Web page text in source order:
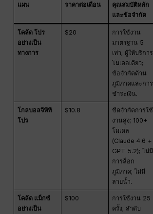
แผน ราคาต่อเดือน
คุณสมบัติหลัก
และข้อจำกัด
โคล้ด โปร
อย่างเป็น
ทางการ
$20
การใช้งาน
มาตรฐาน 5
เท่า; ผู้ให้บริการ
โมเดลเดียว;
ข้อจำกัดด้าน
ภูมิภาคและการ
ชำระเงิน.
โกลบอลจีพีที
โปร
$10.8
ขีดจำกัดการใช้
งานสูง; 100+
โมเดล
(Claude 4.6 +
GPT-5.2); ไม่มี
การล็อก
ภูมิภาค; ไม่มี
ลายน้ำ.
โคล้ด แม็กซ์
อย่างเป็น
$100
การใช้งาน 25
ครั้ง; ลำดับ